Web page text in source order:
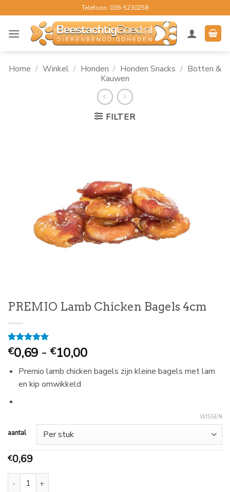
naar
inhoud
Telefoon: 036-5230258
Home / Winkel / Honden / Honden Snacks / Botten &
Kauwen
FILTER
PREMIO Lamb Chicken Bagels 4cm
Gewaardeerd
5op 5
op
1
klantbeoordeling
€0,69 - €10,00Prijsklasse:
€
0,69
Premio lamb chicken bagels zijn kleine bagels met lam
en kip omwikkeld
aantal
WISSEN
€0,69
PREMIO Lamb Chicken Bagels 4cm aantal